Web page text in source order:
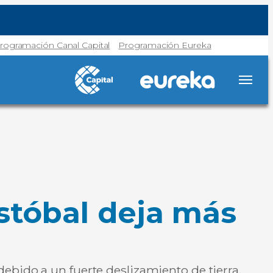
Canal Capital Programación Eureka
deja más
a un fuerte deslizamiento de tierra.